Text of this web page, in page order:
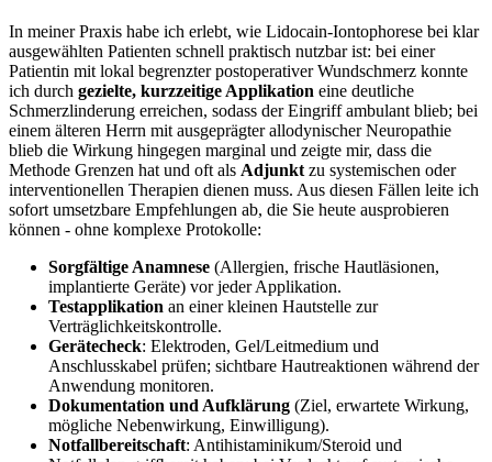
In meiner Praxis habe​ ich erlebt, wie Lidocain‑Iontophorese bei klar
⁣ausgewählten Patienten schnell praktisch nutzbar ist: bei ⁤einer
Patientin mit lokal ⁣begrenzter postoperativer Wundschmerz konnte
ich durch gezielte, kurzzeitige Applikation eine deutliche
Schmerzlinderung erreichen, ⁣sodass der Eingriff ambulant⁢ blieb; bei
einem ⁢älteren Herrn mit ausgeprägter allodynischer ‍Neuropathie
blieb ⁢die Wirkung hingegen marginal und zeigte mir, dass die
Methode Grenzen hat​ und oft als Adjunkt zu systemischen oder
interventionellen Therapien dienen muss. Aus diesen ​Fällen ⁣leite ich
sofort umsetzbare Empfehlungen ab, die Sie heute ausprobieren ​
können ‍- ohne⁣ komplexe Protokolle:
Sorgfältige Anamnese (Allergien,⁤ frische Hautläsionen,
implantierte Geräte) vor jeder Applikation.
Testapplikation an einer kleinen⁢ Hautstelle zur
Verträglichkeitskontrolle.
Gerätecheck: Elektroden,⁢ Gel/Leitmedium ⁣und
Anschlusskabel⁤ prüfen; ⁣sichtbare Hautreaktionen während der
Anwendung monitoren.
Dokumentation und Aufklärung (Ziel, erwartete⁤ Wirkung,
mögliche ⁤Nebenwirkung, Einwilligung).
Notfallbereitschaft: Antihistaminikum/Steroid und